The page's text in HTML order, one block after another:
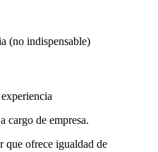
(no indispensable)
cargo de empresa.
que ofrece igualdad de